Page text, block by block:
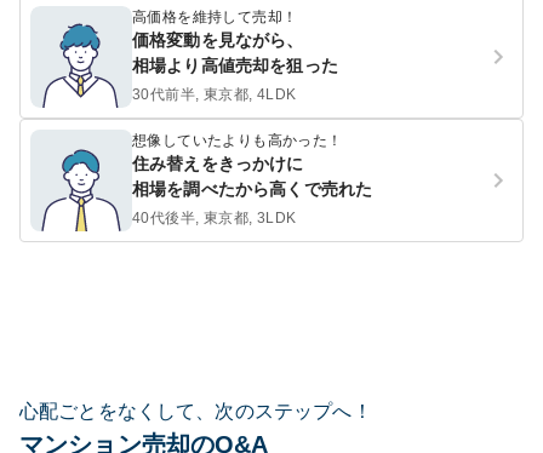
高価格を維持して売却！
価格変動を見ながら、
相場より高値売却を狙った
30代前半, 東京都, 4LDK
想像していたよりも高かった！
住み替えをきっかけに
相場を調べたから高くで売れた
40代後半, 東京都, 3LDK
心配ごとをなくして、次のステップへ！
マンション売却のQ&A